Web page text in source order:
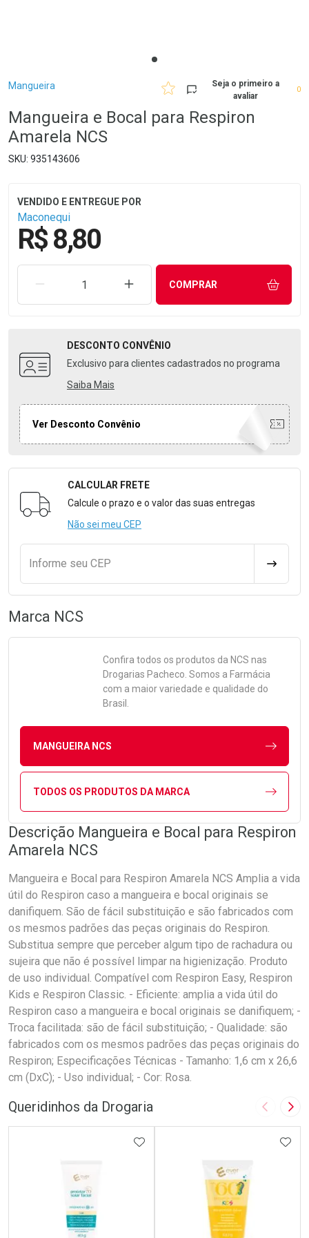
Breadcrumb
Mangueira
Seja o primeiro a
avaliar
0
Mangueira e Bocal para Respiron
Amarela NCS
935143606
Maconequi
R$ 8,80
REMOVER UMA UNIDADEAUMENTAR UMA UNIDADE
COMPRAR
DESCONTO CONVÊNIO
Exclusivo para clientes cadastrados no programa
Saiba Mais
Ver Desconto Convênio
Formulário para Calcular o Frete
CALCULAR FRETE
Calcule o prazo e o valor das suas entregas
Não sei meu CEP
Informe seu CEP
Marca NCS
Confira todos os produtos da NCS nas
Drogarias Pacheco. Somos a Farmácia
com a maior variedade e qualidade do
Brasil.
MANGUEIRA NCS
TODOS OS PRODUTOS DA MARCA
Descrição Mangueira e Bocal para Respiron
Amarela NCS
Mangueira e Bocal para Respiron Amarela NCS Amplia a vida
útil do Respiron caso a mangueira e bocal originais se
danifiquem. São de fácil substituição e são fabricados com
os mesmos padrões das peças originais do Respiron.
Substitua sempre que perceber algum tipo de rachadura ou
sujeira que não é possível limpar na higienização. Produto
de uso individual. Compatível com Respiron Easy, Respiron
Kids e Respiron Classic. - Eficiente: amplia a vida útil do
Respiron caso a mangueira e bocal originais se danifiquem; -
Troca facilitada: são de fácil substituição; - Qualidade: são
fabricados com os mesmos padrões das peças originais do
Respiron; Especificações Técnicas - Tamanho: 1,6 cm x 26,6
cm (DxC); - Uso individual; - Cor: Rosa.
Queridinhos da Drogaria Imagem
ADICIONAR AOS FAVORITOS